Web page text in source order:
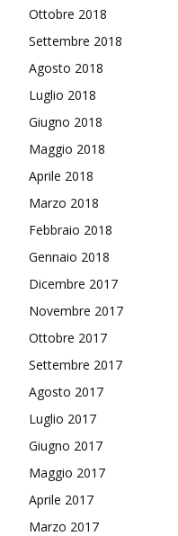
Ottobre 2018
Settembre 2018
Agosto 2018
Luglio 2018
Giugno 2018
Maggio 2018
Aprile 2018
Marzo 2018
Febbraio 2018
Gennaio 2018
Dicembre 2017
Novembre 2017
Ottobre 2017
Settembre 2017
Agosto 2017
Luglio 2017
Giugno 2017
Maggio 2017
Aprile 2017
Marzo 2017